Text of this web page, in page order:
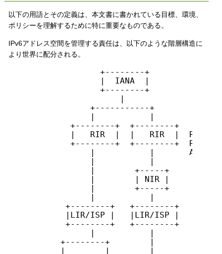
以下の用語とその定義は、本文書に書かれている目標、環境、
ポリシーを理解するために特に重要なものである。
IPv6アドレス空間を管理する責任は、以下のような階層構造に
より世界に配分される。
                +--------+
                |  IANA  |
                +--------+
              +-----------+
          +--------+  +--------+
|   RIR  |  |   RIR  |
+--------+  +--------+
|           |
              |        +-----+
|        | NIR |
|        +-----+
         +--------+   +--------+
|LIR/ISP |   |LIR/ISP |   Local
+--------+   +--------+
        +--------+        |